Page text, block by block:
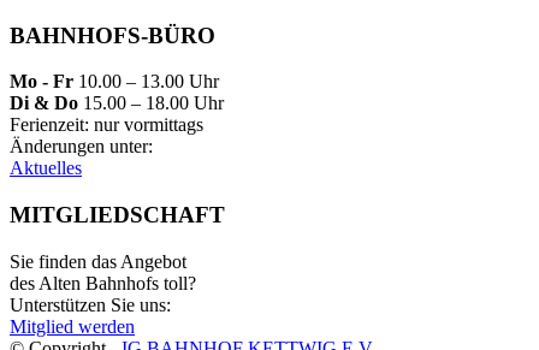
BAHNHOFS-BÜRO
Mo - Fr 10.00 – 13.00 Uhr
Di & Do 15.00 – 18.00 Uhr
Ferienzeit: nur vormittags
Änderungen unter:
Aktuelles
MITGLIEDSCHAFT
Sie finden das Angebot
des Alten Bahnhofs toll?
Unterstützen Sie uns:
Mitglied werden